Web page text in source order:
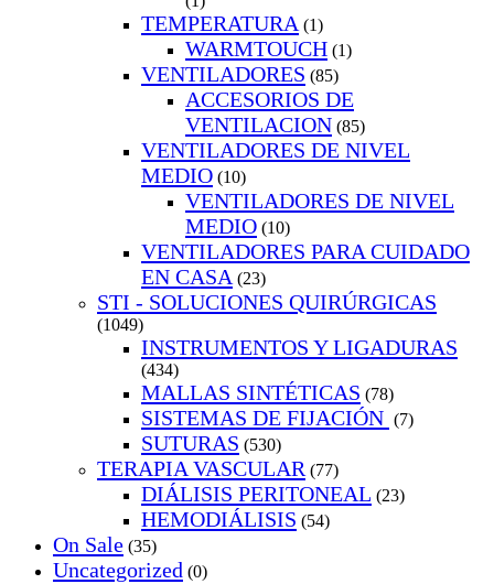
TEMPERATURA (1)
WARMTOUCH (1)
VENTILADORES (85)
ACCESORIOS DE
VENTILACION (85)
VENTILADORES DE NIVEL
MEDIO (10)
VENTILADORES DE NIVEL
MEDIO (10)
VENTILADORES PARA CUIDADO
EN CASA (23)
STI - SOLUCIONES QUIRÚRGICAS
(1049)
INSTRUMENTOS Y LIGADURAS
(434)
MALLAS SINTÉTICAS (78)
SISTEMAS DE FIJACIÓN (7)
SUTURAS (530)
TERAPIA VASCULAR (77)
DIÁLISIS PERITONEAL (23)
HEMODIÁLISIS (54)
On Sale (35)
Uncategorized (0)